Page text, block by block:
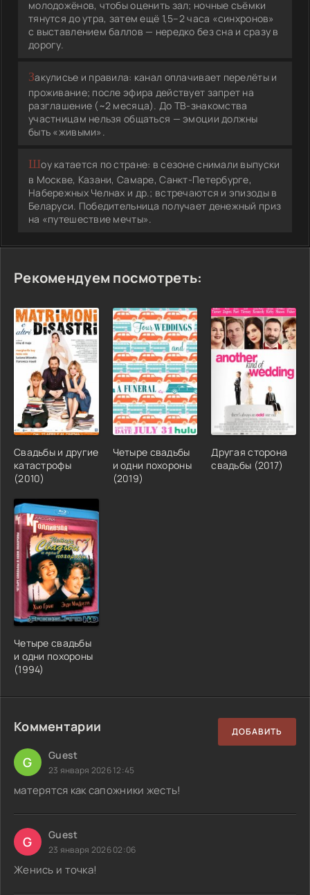
молодожёнов, чтобы оценить зал; ночные съёмки
тянутся до утра, затем ещё 1,5–2 часа «синхронов»
с выставлением баллов — нередко без сна и сразу в
дорогу.
Закулисье и правила: канал оплачивает перелёты и
проживание; после эфира действует запрет на
разглашение (~2 месяца). До ТВ-знакомства
участницам нельзя общаться — эмоции должны
быть «живыми».
Шоу катается по стране: в сезоне снимали выпуски
в Москве, Казани, Самаре, Санкт-Петербурге,
Набережных Челнах и др.; встречаются и эпизоды в
Беларуси. Победительница получает денежный приз
на «путешествие мечты».
Рекомендуем посмотреть:
Свадьбы и другие
катастрофы
(2010)
Четыре свадьбы
и одни похороны
(2019)
Другая сторона
свадьбы (2017)
Четыре свадьбы
и одни похороны
(1994)
Комментарии ДОБАВИТЬ
G Guest
23 января 2026 12:45
матерятся как сапожники жесть!
G Guest
23 января 2026 02:06
Женись и точка!